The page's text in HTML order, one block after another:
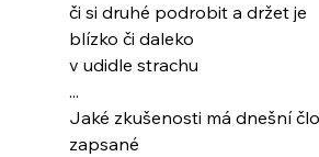
či si druhé podrobit a držet je
blízko či daleko
v udidle strachu
...
Jaké zkušenosti má dnešní
zapsané